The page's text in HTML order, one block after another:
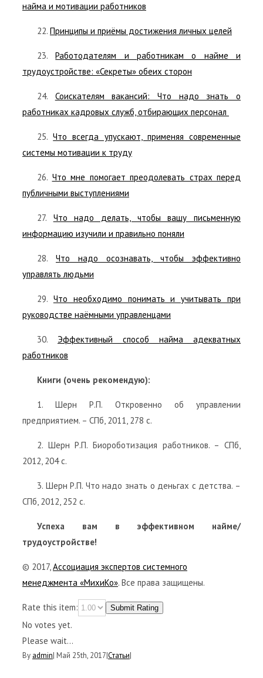
найма и мотивации работников
22. Принципы и приёмы достижения личных целей
23.Работодателям и работникам о найме и
трудоустройстве: «Секреты» обеих сторон
24. Соискателям вакансий: Что надо знать о
работниках кадровых служб, отбирающих персонал
25.Что всегда упускают, применяя современные
системы мотивации к труду
26. Что мне помогает преодолевать страх перед
публичными выступлениями
27. Что надо делать, чтобы вашу письменную
информацию изучили и правильно поняли
28. Что надо осознавать, чтобы эффективно
управлять людьми
29. Что необходимо понимать и учитывать при
руководстве наёмными управленцами
30. Эффективный способ найма адекватных
работников
Книги (очень рекомендую):
1. Шерн Р.П. Откровенно об управлении
предприятием. – СПб, 2011, 278 с.
2. Шерн Р.П. Биороботизация работников. – СПб,
2012, 204 с.
3. Шерн Р.П. Что надо знать о деньгах с детства. –
СПб, 2012, 252 с.
Успеха вам в эффективном найме/
трудоустройстве!
© 2017,Ассоциация экспертов системного
менеджмента «МихиКо». Все права защищены.
Rate this item: Submit Rating
No votes yet.
Please wait...
By admin| Май 25th, 2017|Статьи|